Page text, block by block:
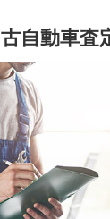
自動車査